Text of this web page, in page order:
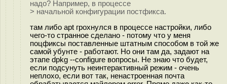
надо? Например, в процессе
> начальной конфигурации постфикса.
там либо apt грохнулся в процессе настройки, либо
чего-то странное сделано - потому что у меня
поцфиксы поставленные штатным способом в той же
самой убунте - работают. Но они там да, задают на
этапе dpkg --configure вопросы. Не знаю что будет,
если подсунуть неинтерактивный режим - очень
неплохо, если вот так, ненастроенная почта